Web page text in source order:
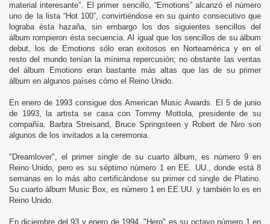
material interesante”. El primer sencillo, “Emotions” alcanzó el número
uno de la lista “Hot 100”, convirtiéndose en su quinto consecutivo que
lograba ésta hazaña, sin embargo los dos siguientes sencillos del
álbum rompieron ésta secuencia. Al igual que los sencillos de su álbum
debut, los de Emotions sólo eran exitosos en Norteamérica y en el
resto del mundo tenían la mínima repercusión; no obstante las ventas
del álbum Emotions eran bastante más altas que las de su primer
álbum en algunos países cómo el Reino Unido.
En enero de 1993 consigue dos American Music Awards. El 5 de junio
de 1993, la artista se casa con Tommy Mottola, presidente de su
compañía. Barbra Streisand, Bruce Springsteen y Robert de Niro son
algunos de los invitados a la ceremonia.
"Dreamlover", el primer single de su cuarto álbum, es número 9 en
Reino Unido, pero es su séptimo número 1 en EE. UU., donde está 8
semanas en lo más alto certificándose su primer cd single de Platino.
Su cuarto álbum Music Box, es número 1 en EE.UU. y también lo es en
Reino Unido.
En diciembre del 93 y enero de 1994, "Hero" es su octavo número 1 en